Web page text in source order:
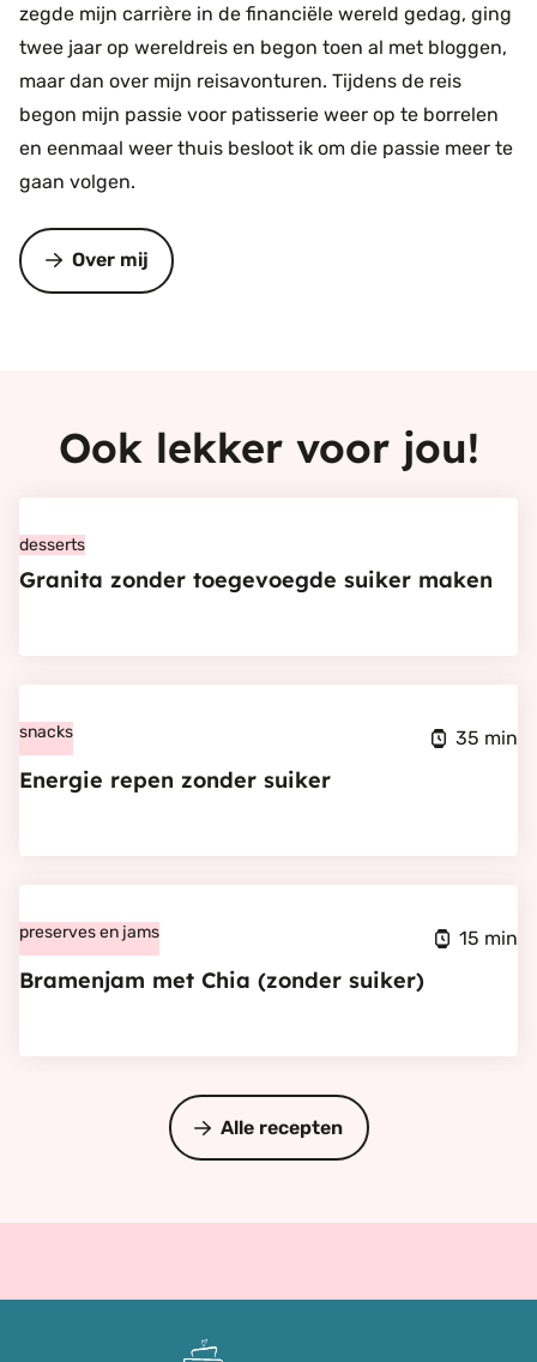
zegde mijn carrière in de financiële wereld gedag, ging
twee jaar op wereldreis en begon toen al met bloggen,
maar dan over mijn reisavonturen. Tijdens de reis
begon mijn passie voor patisserie weer op te borrelen
en eenmaal weer thuis besloot ik om die passie meer te
gaan volgen.
Over mij
Ook lekker voor jou!
Granita
zonder
desserts
Granita zonder toegevoegde suiker maken
Energie
repen
zonder
snacks 35 min
Energie repen zonder suiker
Bramenjam
met
preserves en jams 15 min
Bramenjam met Chia (zonder suiker)
Alle recepten